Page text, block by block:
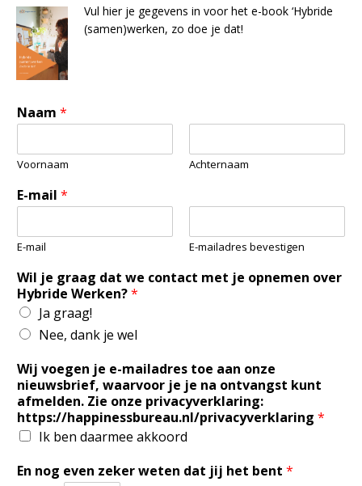
Vul hier je gegevens in voor het e-book ‘Hybride
(samen)werken, zo doe je dat!
Naam *
Voornaam Achternaam
E-mail *
E-mail E-mailadres bevestigen
Wil je graag dat we contact met je opnemen over
Hybride Werken?*
Ja graag!
Nee, dank je wel
Wij voegen je e-mailadres toe aan onze
nieuwsbrief, waarvoor je je na ontvangst kunt
afmelden. Zie onze privacyverklaring:
https://happinessbureau.nl/privacyverklaring *
Ik ben daarmee akkoord
En nog even zeker weten dat jij het bent *